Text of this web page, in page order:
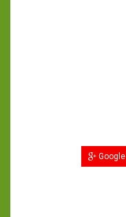
Google